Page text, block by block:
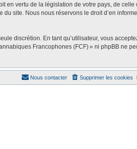
en vertu de la législation de votre pays, de celle
site. Nous nous réservons le droit d’en
discrétion. En tant qu’utilisateur, vous
Francophones (FCF) » ni phpBB ne
Supprimer les cookies
Nous contacter